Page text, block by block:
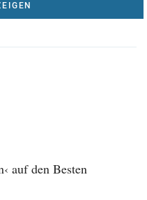
auf den Besten